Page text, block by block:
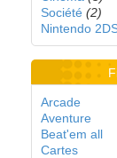
Société (2)
Nintendo
Arcade
Aventure
Beat'em all
Cartes